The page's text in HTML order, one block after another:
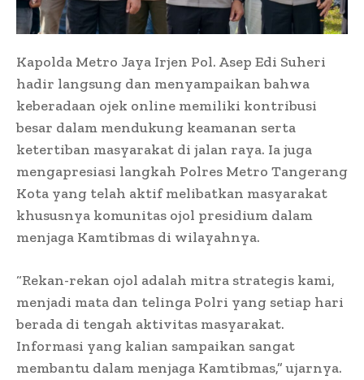
Kapolda Metro Jaya Irjen Pol. Asep Edi Suheri
hadir langsung dan menyampaikan bahwa
keberadaan ojek online memiliki kontribusi
besar dalam mendukung keamanan serta
ketertiban masyarakat di jalan raya. Ia juga
mengapresiasi langkah Polres Metro Tangerang
Kota yang telah aktif melibatkan masyarakat
khususnya komunitas ojol presidium dalam
menjaga Kamtibmas di wilayahnya.
“Rekan-rekan ojol adalah mitra strategis kami,
menjadi mata dan telinga Polri yang setiap hari
berada di tengah aktivitas masyarakat.
Informasi yang kalian sampaikan sangat
membantu dalam menjaga Kamtibmas,” ujarnya.